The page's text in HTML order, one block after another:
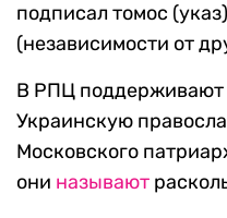
подписал томос
(независимости от
В РПЦ
Украинскую
Московского
они называют